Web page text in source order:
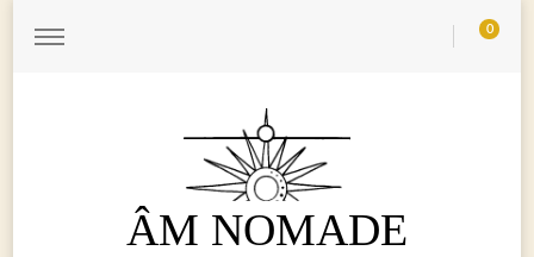
0
ÂM NOMADE